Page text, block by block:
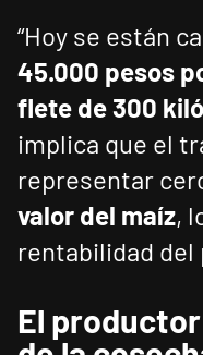
“Hoy se están
45.000 pesos
flete de 300
implica que el
representar
valor del maíz,
rentabilidad del
El